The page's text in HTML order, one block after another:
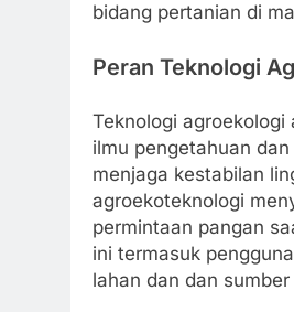
bidang pertanian di
Peran Teknologi
Teknologi
ilmu pengetahuan
menjaga kestabilan
agroekoteknologi
permintaan pangan
ini termasuk
lahan dan dan